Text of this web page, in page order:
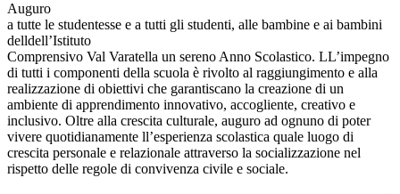
Auguro
a tutte le studentesse e a tutti gli studenti, alle bambine e ai bambini
delldell’Istituto
Comprensivo Val Varatella un sereno Anno Scolastico. LL’impegno
di tutti i componenti della scuola è rivolto al raggiungimento e alla
realizzazione di obiettivi che garantiscano la creazione di un
ambiente di apprendimento innovativo, accogliente, creativo e
inclusivo. Oltre alla crescita culturale, auguro ad ognuno di poter
vivere quotidianamente ll’esperienza scolastica quale luogo di
crescita personale e relazionale attraverso la socializzazione nel
rispetto delle regole di convivenza civile e sociale.